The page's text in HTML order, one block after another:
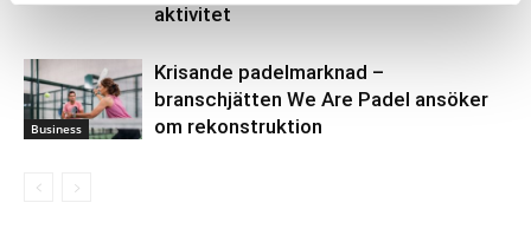
aktivitet
Business
Krisande padelmarknad –
branschjätten We Are Padel ansöker
om rekonstruktion